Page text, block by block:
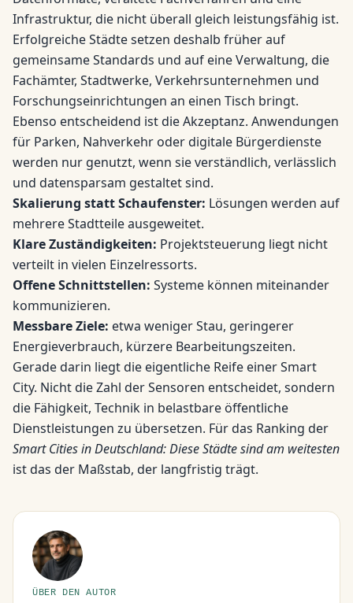
Infrastruktur, die nicht überall gleich leistungsfähig ist.
Erfolgreiche Städte setzen deshalb früher auf
gemeinsame Standards und auf eine Verwaltung, die
Fachämter, Stadtwerke, Verkehrsunternehmen und
Forschungseinrichtungen an einen Tisch bringt.
Ebenso entscheidend ist die Akzeptanz. Anwendungen
für Parken, Nahverkehr oder digitale Bürgerdienste
werden nur genutzt, wenn sie verständlich, verlässlich
und datensparsam gestaltet sind.
Skalierung statt Schaufenster: Lösungen werden auf
mehrere Stadtteile ausgeweitet.
Klare Zuständigkeiten: Projektsteuerung liegt nicht
verteilt in vielen Einzelressorts.
Offene Schnittstellen: Systeme können miteinander
kommunizieren.
Messbare Ziele: etwa weniger Stau, geringerer
Energieverbrauch, kürzere Bearbeitungszeiten.
Gerade darin liegt die eigentliche Reife einer Smart
City. Nicht die Zahl der Sensoren entscheidet, sondern
die Fähigkeit, Technik in belastbare öffentliche
Dienstleistungen zu übersetzen. Für das Ranking der
Smart Cities in Deutschland: Diese Städte sind am weitesten
ist das der Maßstab, der langfristig trägt.
ÜBER DEN AUTOR